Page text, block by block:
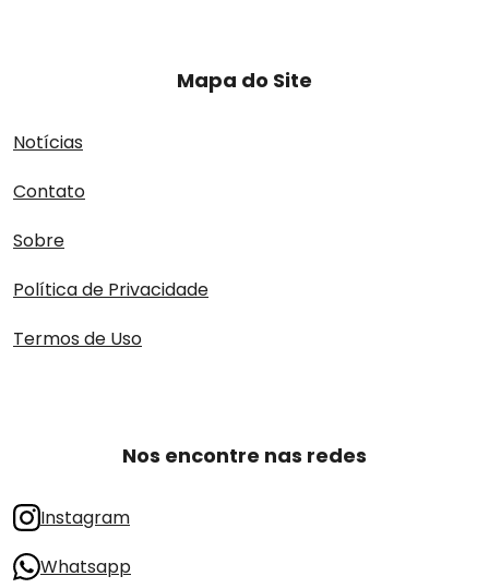
Mapa do Site
Notícias
Contato
Sobre
Política de Privacidade
Termos de Uso
Nos encontre nas redes
Instagram
Whatsapp